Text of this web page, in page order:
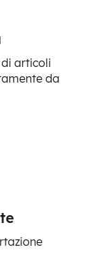
articoli
da